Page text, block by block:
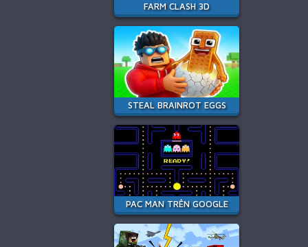
FARM CLASH 3D
STEAL BRAINROT EGGS
PAC MAN TRÊN GOOGLE